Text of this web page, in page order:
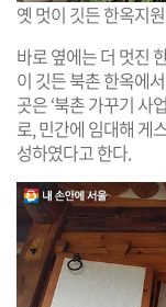
옛 멋이 깃든 한옥지
바로 옆에는 더 멋진
이 깃든 북촌 한옥에
곳은 ‘북촌 가꾸기 사
로, 민간에 임대해 게
성하였다고 한다.